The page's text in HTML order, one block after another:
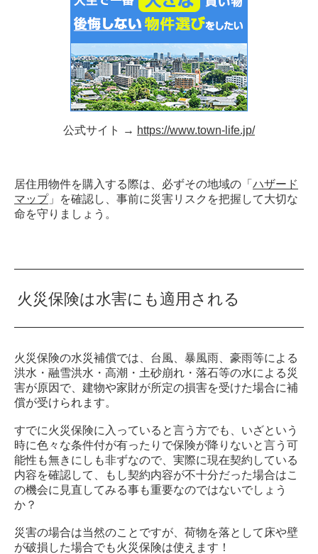
公式サイト → https://www.town-life.jp/
居住用物件を購入する際は、必ずその地域の「 ハザード
マップ」を確認し、事前に災害リスクを把握して大切な
命を守りましょう。
火災保険は水害にも適用される
火災保険の水災補償では、台風、暴風雨、豪雨等による
洪水・融雪洪水・高潮・土砂崩れ・落石等の水による災
害が原因で、建物や家財が所定の損害を受けた場合に補
償が受けられます。
すでに火災保険に入っていると言う方でも、いざという
時に色々な条件付が有ったりで保険が降りないと言う可
能性も無きにしも非ずなので、実際に現在契約している
内容を確認して、もし契約内容が不十分だった場合はこ
の機会に見直してみる事も重要なのではないでしょう
か？
災害の場合は当然のことですが、荷物を落として床や壁
が破損した場合でも火災保険は使えます！